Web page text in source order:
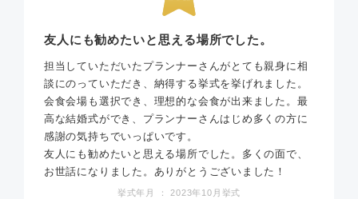
友人にも勧めたいと思える場所でした。
担当していただいたプランナーさんがとても親身に相
談にのっていただき、納得する挙式を挙げれました。
会食会場も選択でき、理想的な会食が出来ました。最
高な結婚式ができ、プランナーさんはじめ多くの方に
感謝の気持ちでいっぱいです。
友人にも勧めたいと思える場所でした。多くの面で、
お世話になりました。ありがとうございました！
挙式年月 ： 2023年10月挙式